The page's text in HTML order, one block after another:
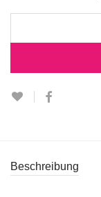
Beschreibung